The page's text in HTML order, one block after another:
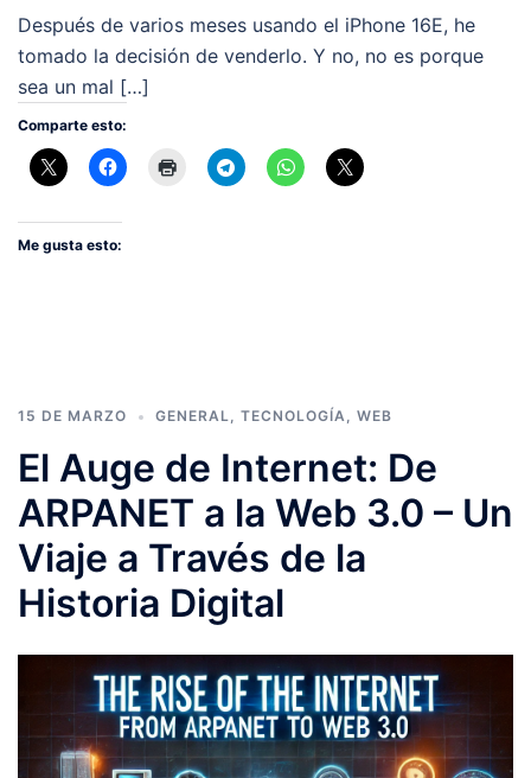
Después de varios meses usando el iPhone 16E, he
tomado la decisión de venderlo. Y no, no es porque
sea un mal […]
Comparte esto:
Me gusta esto:
15 DE MARZO GENERAL, TECNOLOGÍA, WEB
El Auge de Internet: De
ARPANET a la Web 3.0 – Un
Viaje a Través de la
Historia Digital